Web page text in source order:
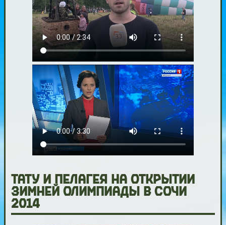
Тату и Пелагея на открытии
Зимней олимпиады в Сочи
2014